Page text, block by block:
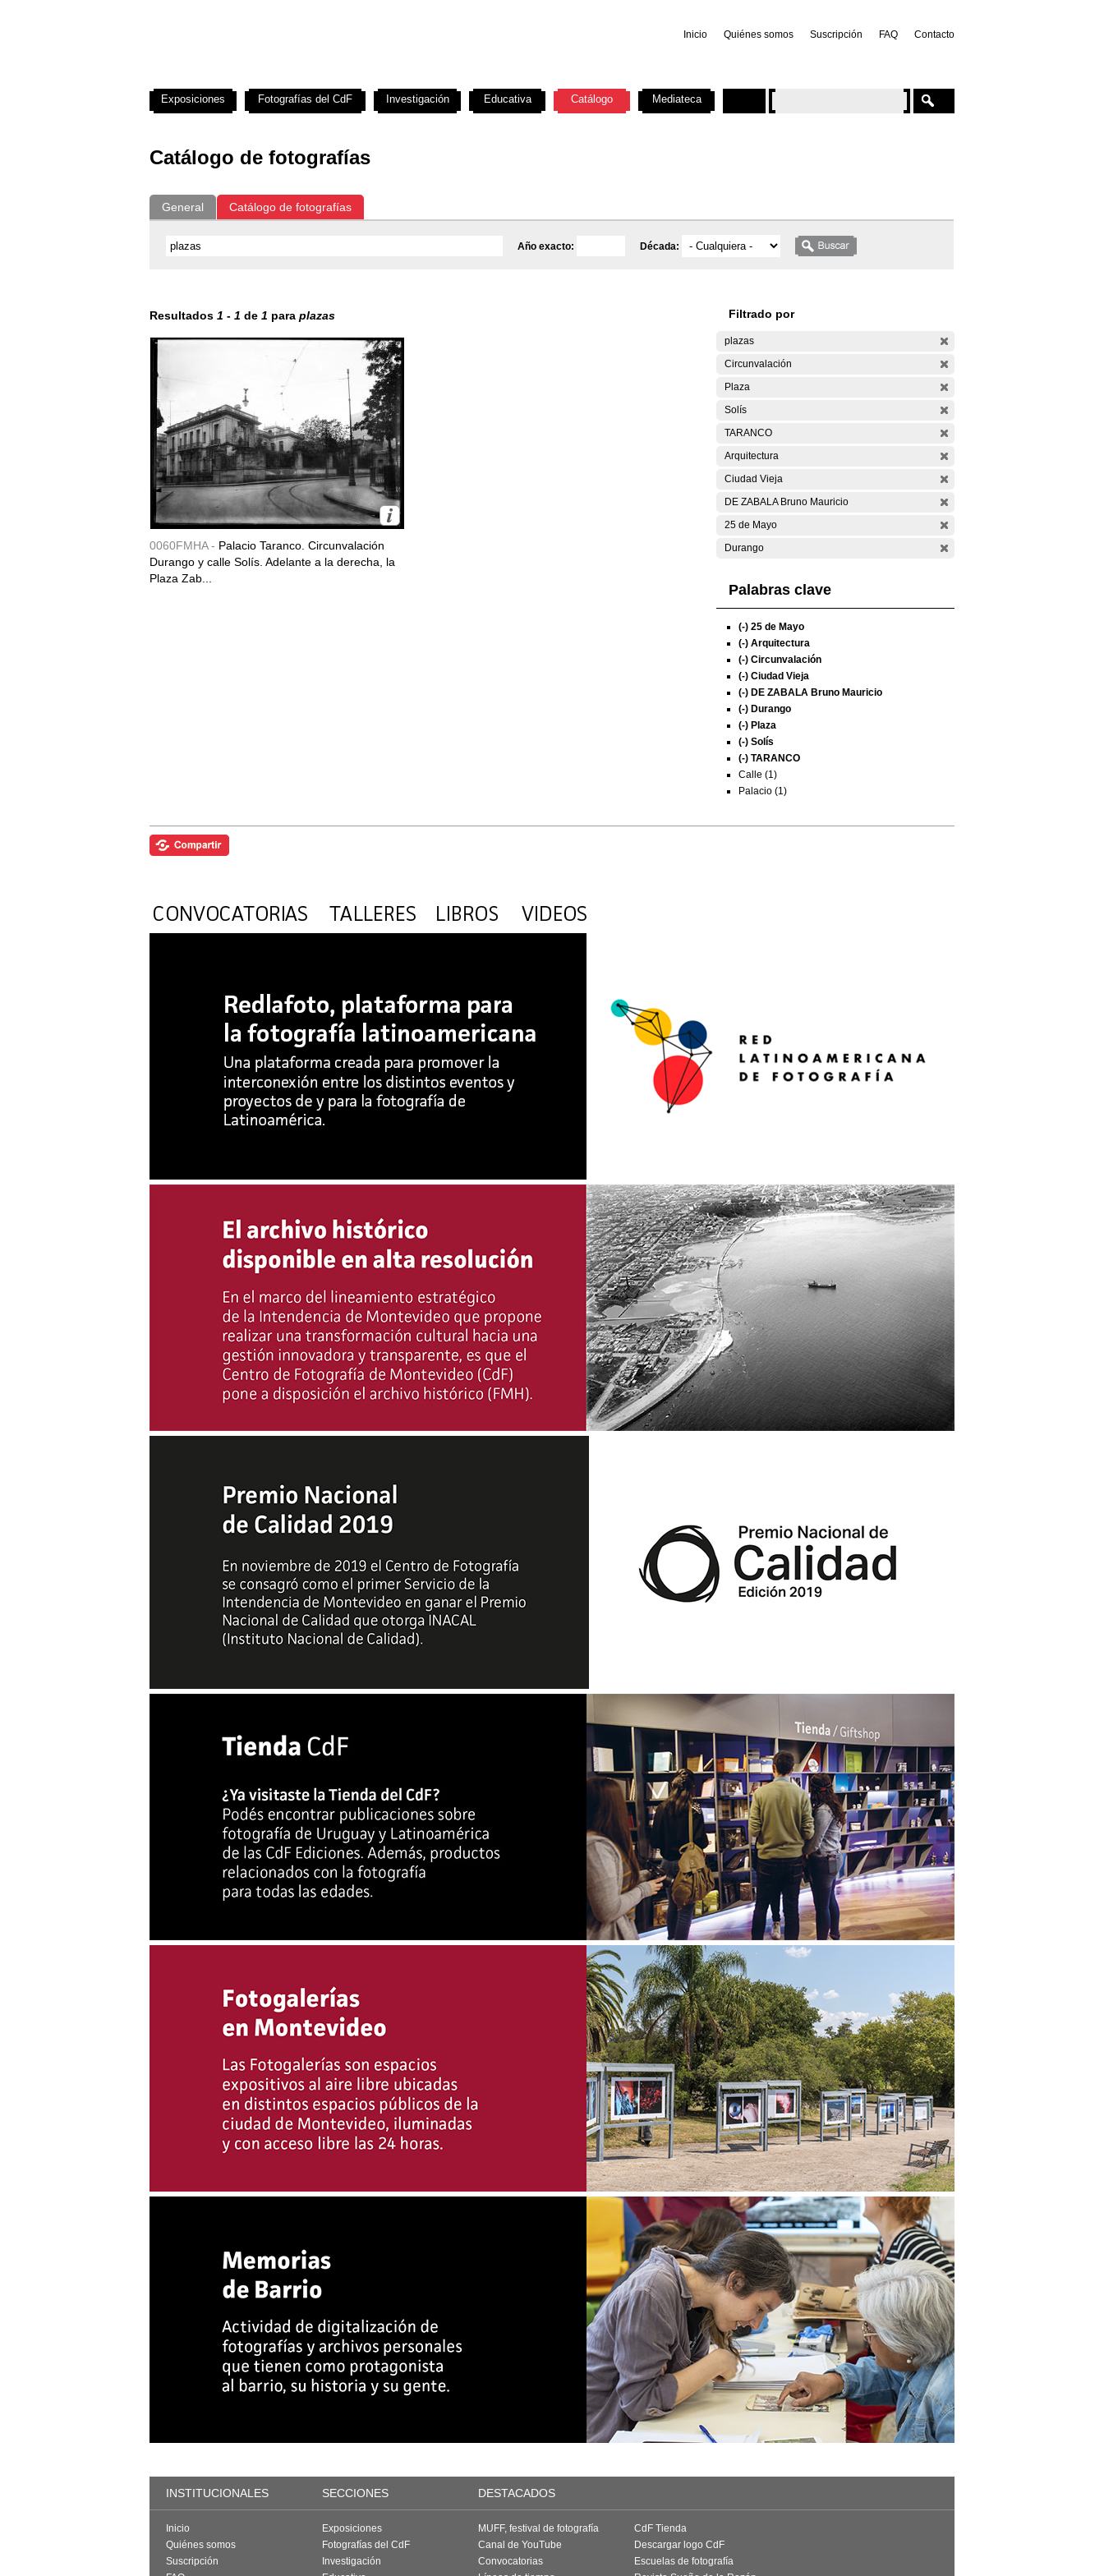
Inicio Quiénes somos Suscripción FAQ Contacto
Catálogo de fotografías
General Catálogo de fotografías
Año exacto: Década:
Resultados 1 - 1 de 1 para plazas
0060FMHA - Palacio Taranco. Circunvalación
Durango y calle Solís. Adelante a la derecha, la
Plaza Zab...
Filtrado por
plazas
Circunvalación
Plaza
Solís
TARANCO
Arquitectura
Ciudad Vieja
DE ZABALA Bruno Mauricio
25 de Mayo
Durango
Palabras clave
(-) 25 de Mayo
(-) Arquitectura
(-) Circunvalación
(-) Ciudad Vieja
(-) DE ZABALA Bruno Mauricio
(-) Durango
(-) Plaza
(-) Solís
(-) TARANCO
Calle (1)
Palacio (1)
Exposiciones Fotografías del CdF Investigación Educativa Catálogo Mediateca
INSTITUCIONALES SECCIONES DESTACADOS
Inicio
Quiénes somos
Suscripción
Exposiciones
Fotografías del CdF
Investigación
MUFF, festival de fotografía
Canal de YouTube
Convocatorias
CdF Tienda
Descargar logo CdF
Escuelas de fotografía